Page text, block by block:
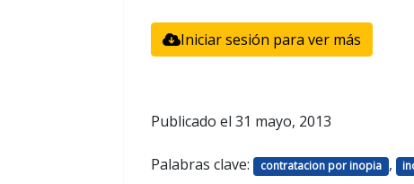
Iniciar sesión para ver más
Publicado el 31 mayo, 2013
Palabras clave: contratacion por inopia ,